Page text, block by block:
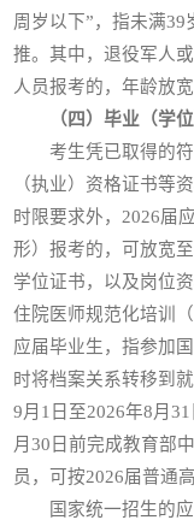
周岁以下”，指未满39
推。其中，退役军人
人员报考的，年龄放宽
（四）毕业（学
考生凭已取得的
（执业）资格证书等
时限要求外，2026届
形）报考的，可放宽
学位证书，以及岗位
住院医师规范化培训
应届毕业生，指参加
时将档案关系转移到
9月1日至2026年8月
月30日前完成教育部
员，可按2026届普通
国家统一招生的